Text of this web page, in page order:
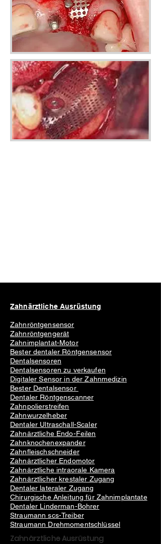
Zahnärztliche Ausrüstung
Zahnröntgensensor
Zahnröntgengerät
Zahnimplantat-Motor
Bester dentaler Röntgensensor
Dentalsensoren
Dentalsensoren zu verkaufen
Digitaler Sensor in der Zahnmedizin
Bester Dentalsensor
Dentaler Röntgenscanner
Zahnpolierstreifen
Zahnwurzelheber
Dentaler Ultraschall-Scaler
Zahnärztliche Endo-Feilen
Zahnknochenexpander
Zahnfleischschneider
Zahnärztlicher Endomotor
Zahnärztliche intraorale Kamera
Zahnärztlicher krestaler Zugang
Dentaler lateraler Zugang
Chirurgische Anleitung für Zahnimplantate
Dentaler Linderman-Bohrer
Straumann scs-Treiber
Straumann Drehmomentschlüssel
Zahnärztliche Ausrüstung